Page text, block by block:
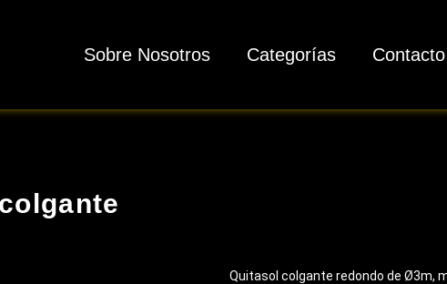
Sobre Nosotros Categorías Contacto
Quitasol colgante redondo de Ø3m,